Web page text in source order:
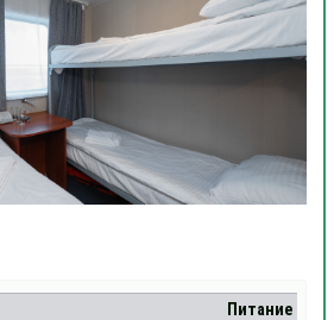
Питание